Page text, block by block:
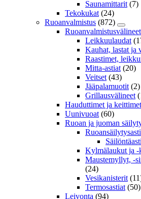
Saunamittarit (7)
Tekokukat (24)
Ruoanvalmistus (872)
Ruoanvalmistusvälineet
Leikkuulaudat
Kauhat, lastat ja
Raastimet,
Mitta-astiat (20)
Veitset (43)
Jääpalamuotit (2)
Grillausvälineet
Hauduttimet ja keittimet
Uunivuoat (60)
Ruoan ja juoman
Kylmälaukut ja -
Maustemyllyt, -
(24)
Vesikanisterit
Termosastiat (50)
Leivonta (94)